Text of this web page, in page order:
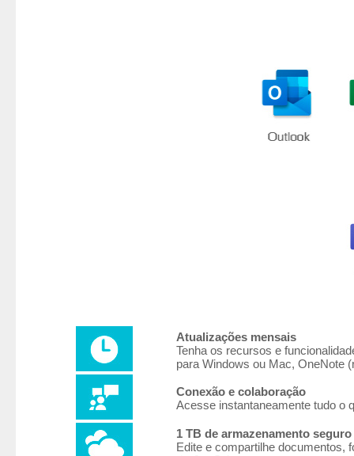
Atualizações mensais
Tenha os recursos e
para Windows ou Mac, OneNote
Conexão e colaboração
Acesse instantaneamente tudo o
1 TB de armazenamento
Edite e compartilhe documentos,